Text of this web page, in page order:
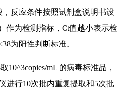
，反应条件按照试剂盒说明书设
作为检测指标，Ct值越小表示检
为阳性判断标准。
10^3copies/mL 的病毒标准品，
进行10次批内重复提取和5次批